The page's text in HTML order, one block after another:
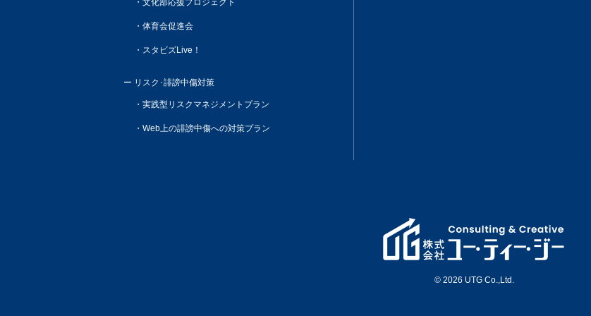
体育会促進会
スタビズLive！
リスク･誹謗中傷対策
実践型リスクマネジメントプラン
Web上の誹謗中傷への対策プラン
© 2026 UTG Co.,Ltd.